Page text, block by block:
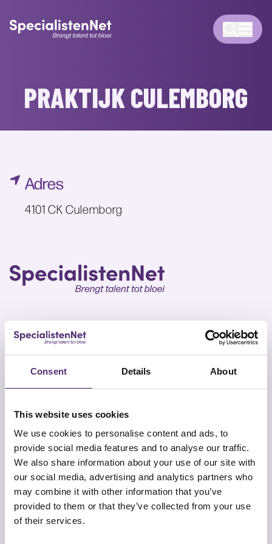
Consent Details About
This website uses cookies
We use cookies to personalise content and ads, to
provide social media features and to analyse our traffic.
We also share information about your use of our site with
our social media, advertising and analytics partners who
may combine it with other information that you’ve
provided to them or that they’ve collected from your use
of their services.
PRAKTIJK CULEMBORG
Adres
4101 CK Culemborg
SpecialistenNet biedt voor elk doel psychische hulp
en coaching. Met specialisten in heel Nederland en
tot bloei.
Snel naar
Onze aanpak
Contact
SpecialistenNet Psychologie